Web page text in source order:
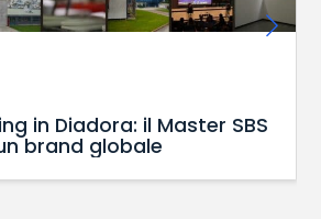
in Diadora: il Master SBS
brand globale